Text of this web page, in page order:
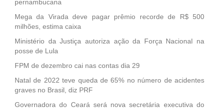
pernambucana
Mega da Virada deve pagar prêmio recorde de R$ 500
milhões, estima caixa
Ministério da Justiça autoriza ação da Força Nacional na
posse de Lula
FPM de dezembro cai nas contas dia 29
Natal de 2022 teve queda de 65% no número de acidentes
graves no Brasil, diz PRF
Governadora do Ceará será nova secretária executiva do